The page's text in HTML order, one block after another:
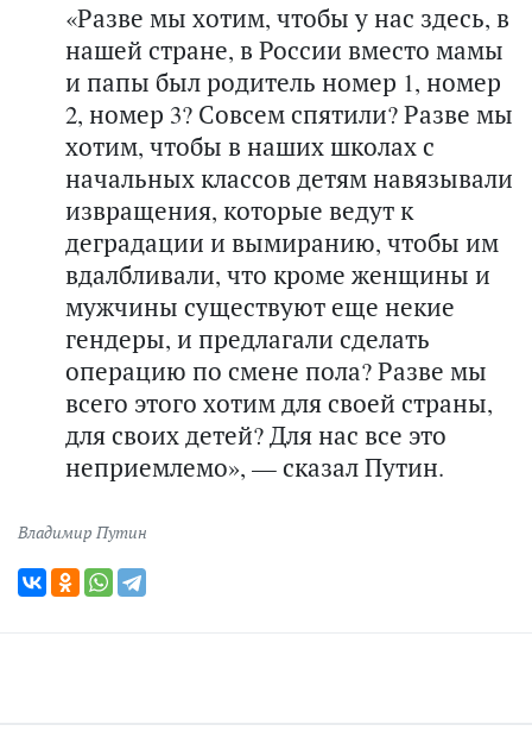
«Разве мы хотим, чтобы у нас здесь, в
нашей стране, в России вместо мамы
и папы был родитель номер 1, номер
2, номер 3? Совсем спятили? Разве мы
хотим, чтобы в наших школах с
начальных классов детям навязывали
извращения, которые ведут к
деградации и вымиранию, чтобы им
вдалбливали, что кроме женщины и
мужчины существуют еще некие
гендеры, и предлагали сделать
операцию по смене пола? Разве мы
всего этого хотим для своей страны,
для своих детей? Для нас все это
неприемлемо», — сказал Путин.
Владимир Путин